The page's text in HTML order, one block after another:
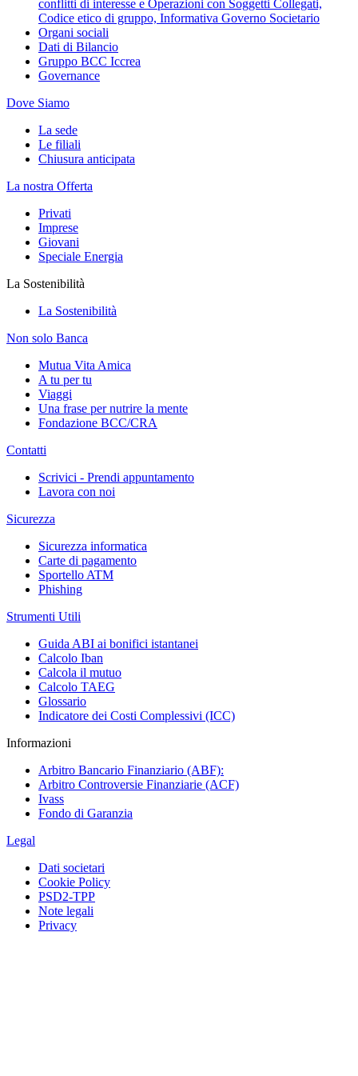
conflitti di interesse e Operazioni con Soggetti Collegati,
Codice etico di gruppo, Informativa Governo Societario
Organi sociali
Dati di Bilancio
Gruppo BCC Iccrea
Governance
Dove Siamo
La sede
Le filiali
Chiusura anticipata
La nostra Offerta
Privati
Imprese
Giovani
Speciale Energia
La Sostenibilità
La Sostenibilità
Non solo Banca
Mutua Vita Amica
A tu per tu
Viaggi
Una frase per nutrire la mente
Fondazione BCC/CRA
Contatti
Scrivici - Prendi appuntamento
Lavora con noi
Sicurezza
Sicurezza informatica
Carte di pagamento
Sportello ATM
Phishing
Strumenti Utili
Guida ABI ai bonifici istantanei
Calcolo Iban
Calcola il mutuo
Calcolo TAEG
Glossario
Indicatore dei Costi Complessivi (ICC)
Informazioni
Arbitro Bancario Finanziario (ABF):
Arbitro Controversie Finanziarie (ACF)
Ivass
Fondo di Garanzia
Legal
Dati societari
Cookie Policy
PSD2-TPP
Note legali
Privacy